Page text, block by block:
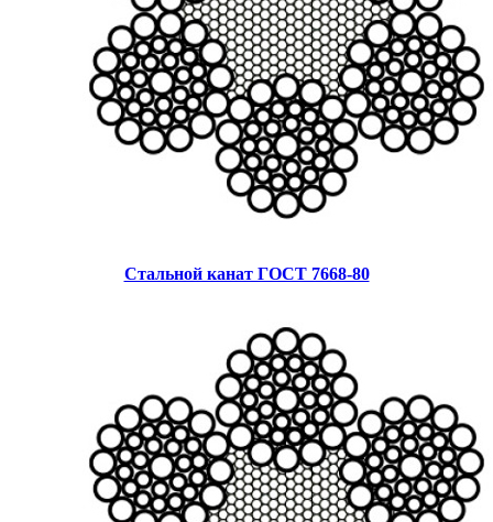
Стальной канат ГОСТ 7668-80